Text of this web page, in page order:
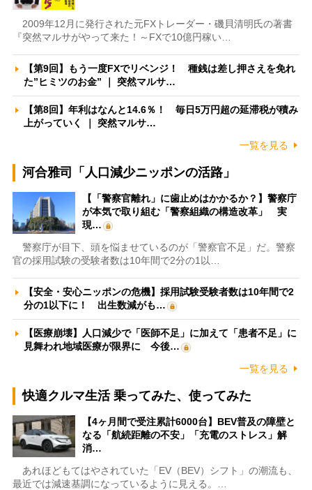
2009年12月に発行された元FXトレーダー・磯貝清明氏の著書
『突然マルサがやって来た！～FXで10億円稼い…
【第9回】もう一度FXでリベンジ！ 種銭は差し押さえを免れ
た”ヒミツのお金” ｜ 突然マルサ…
【第8回】年利はなんと14.6％！ 毎日5万円超の延滞税が積み
上がっていく ｜ 突然マルサ…
一覧を見る
河合雅司「人口減少ニッポンの活路」
【「警察官離れ」に歯止めはかかるか？】警察庁
が本気で取り組む「警察組織の構造改革」 実
現…
警察庁が目下、頭を悩ませているのが「警察官不足」だ。警察
官の採用試験の受験者数は10年間で2分の1以…
【安全・安心ニッポンの危機】採用試験受験者数は10年間で2
分の1以下に！ 出生数減がも…
【医療崩壊】人口減少で「医師不足」に加えて「患者不足」に
見舞われ地域医療が限界に 今後…
一覧を見る
快適クルマ生活 乗ってみた、使ってみた
【4ヶ月間で受注累計6000台】BEV普及の障壁と
なる「航続距離の不安」「充電のストレス」解
消…
あれほどもてはやされていた「EV（BEV）シフト」の潮流も、
最近では減速基調になっているように見える。…